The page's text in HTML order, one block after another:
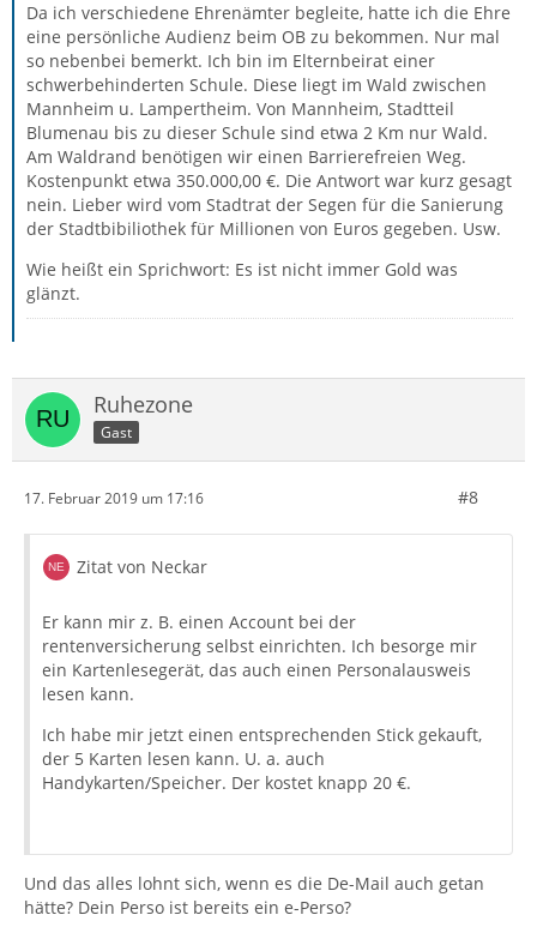
Da ich verschiedene Ehrenämter begleite, hatte ich die Ehre
eine persönliche Audienz beim OB zu bekommen. Nur mal
so nebenbei bemerkt. Ich bin im Elternbeirat einer
schwerbehinderten Schule. Diese liegt im Wald zwischen
Mannheim u. Lampertheim. Von Mannheim, Stadtteil
Blumenau bis zu dieser Schule sind etwa 2 Km nur Wald.
Am Waldrand benötigen wir einen Barrierefreien Weg.
Kostenpunkt etwa 350.000,00 €. Die Antwort war kurz gesagt
nein. Lieber wird vom Stadtrat der Segen für die Sanierung
der Stadtbibiliothek für Millionen von Euros gegeben. Usw.
Wie heißt ein Sprichwort: Es ist nicht immer Gold was
glänzt.
Ruhezone
Gast
17. Februar 2019 um 17:16 #8
Zitat von Neckar
Er kann mir z. B. einen Account bei der
rentenversicherung selbst einrichten. Ich besorge mir
ein Kartenlesegerät, das auch einen Personalausweis
lesen kann.
Ich habe mir jetzt einen entsprechenden Stick gekauft,
der 5 Karten lesen kann. U. a. auch
Handykarten/Speicher. Der kostet knapp 20 €.
Und das alles lohnt sich, wenn es die De-Mail auch getan
hätte? Dein Perso ist bereits ein e-Perso?